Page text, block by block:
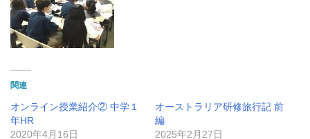
関連
オンライン授業紹介② 中学１
年HR
2020年4月16日
オーストラリア研修旅行記 前
編
2025年2月27日